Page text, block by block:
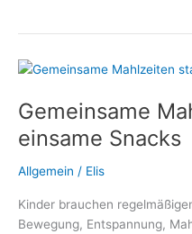
Nichts
tun
Ein
Plädoyer
einen
gelasseneren
Gemeinsame
einsame Snacks
Allgemein / Elis
Kinder brauchen
Bewegung, Entspannung,